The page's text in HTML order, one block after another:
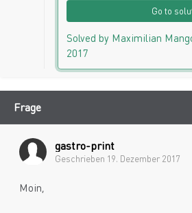
Go to
Solved by Maximilian
2017
Frage
gastro-print
Geschrieben 19. Dezember 2017
Moin,